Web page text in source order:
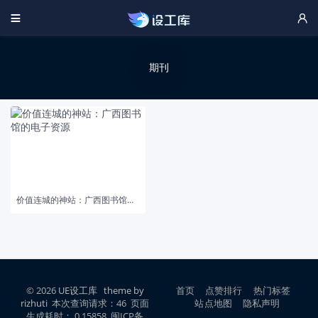
 
期刊
价值连城的神站：广西图书馆的电子资源
© 2026 UE设工库 theme by
rizhuti 本次查询请求：46 页面
首页 点赞排行
热门标签
站点地图
隐私声明